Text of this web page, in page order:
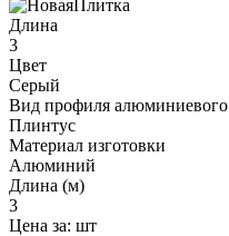
Длина
3
Цвет
Серый
Вид профиля алюминиевого
Плинтус
Материал изготовки
Алюминий
Длина (м)
3
Цена за: шт